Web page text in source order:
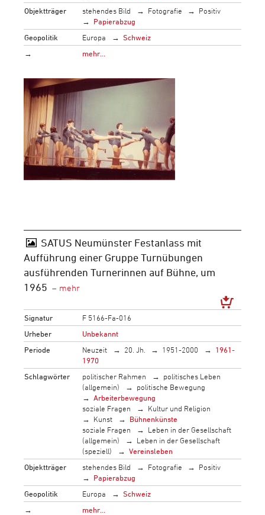
Objektträger
stehendes Bild Fotografie
Positiv
Papierabzug
Geopolitik
Europa
Schweiz
→
mehr…
SATUS Neumünster Festanlass mit
Aufführung einer Gruppe Turnübungen
ausführenden Turnerinnen auf Bühne, um
1965
Signatur
F 5166-Fa-016
Urheber
Unbekannt
Periode
Neuzeit 20. Jh. 1951-2000
1961-
1970
Schlagwörter
politischer Rahmen
politisches Leben
(allgemein)
politische Bewegung
Arbeiterbewegung
soziale Fragen
Kultur und Religion
Kunst
Bühnenkünste
soziale Fragen
Leben in der Gesellschaft
(allgemein)
Leben in der Gesellschaft
(speziell)
Vereinsleben
Objektträger
stehendes Bild Fotografie
Positiv
Papierabzug
Geopolitik
Europa
Schweiz
→
mehr…